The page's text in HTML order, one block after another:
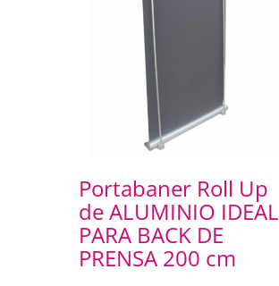
Portabaner Roll Up
de ALUMINIO IDEAL
PARA BACK DE
PRENSA 200 cm